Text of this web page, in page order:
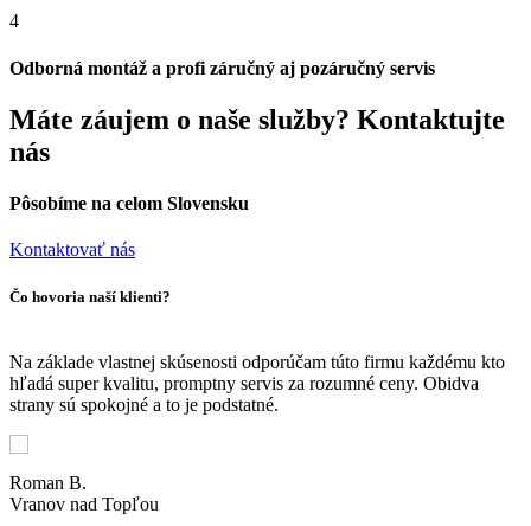
4
Odborná montáž a profi záručný aj pozáručný servis
Máte záujem o naše služby? Kontaktujte
nás
Pôsobíme na celom Slovensku
Kontaktovať nás
Čo hovoria naší klienti?
Na základe vlastnej skúsenosti odporúčam túto firmu každému kto
hľadá super kvalitu, promptny servis za rozumné ceny. Obidva
strany sú spokojné a to je podstatné.
Roman B.
Vranov nad Topľou